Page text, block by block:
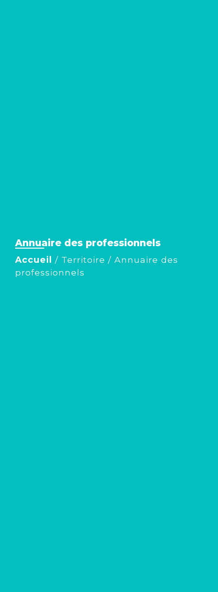
Annuaire des professionnels
Accueil / Territoire / Annuaire des
professionnels